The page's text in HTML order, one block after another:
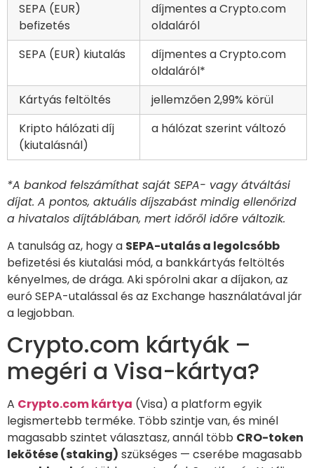
SEPA (EUR)
befizetés
díjmentes a Crypto.com
oldaláról
SEPA (EUR) kiutalás
díjmentes a Crypto.com
oldaláról*
Kártyás feltöltés
jellemzően 2,99% körül
Kripto hálózati díj
(kiutalásnál)
a hálózat szerint változó
*A bankod felszámíthat saját SEPA- vagy átváltási
díjat. A pontos, aktuális díjszabást mindig ellenőrizd
a hivatalos díjtáblában, mert időről időre változik.
A tanulság az, hogy a SEPA-utalás a legolcsóbb
befizetési és kiutalási mód, a bankkártyás feltöltés
kényelmes, de drága. Aki spórolni akar a díjakon, az
euró SEPA-utalással és az Exchange használatával jár
a legjobban.
Crypto.com kártyák –
megéri a Visa-kártya?
A Crypto.com kártya (Visa) a platform egyik
legismertebb terméke. Több szintje van, és minél
magasabb szintet választasz, annál több CRO-token
lekötése (staking) szükséges — cserébe magasabb